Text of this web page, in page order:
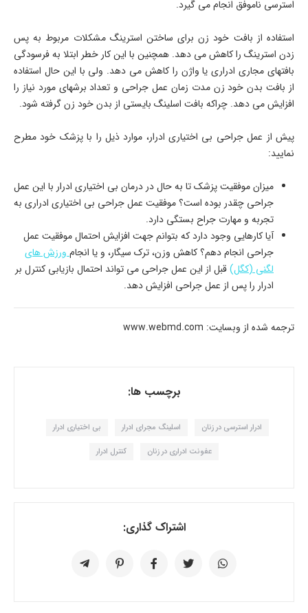
استرسی ناموفق انجام می ­گیرد.
استفاده از بافت خود زن برای ساختن استرینگ مشکلات مربوط به پس
زدن استرینگ را کاهش می­ دهد. همچنین با این کار خطر ابتلا به فرسودگی
بافتهای مجاری ادراری یا واژن را کاهش می­ دهد. ولی با این حال استفاده
از بافت بدن خود زن مدت زمان عمل جراحی و تعداد برشهای مورد نیاز را
افزایش می­ دهد. چراکه بافت اسلینگ بایستی از بدن خود زن گرفته شود.
پیش از عمل جراحی بی اختیاری ادرار، موارد ذیل را با پزشک خود مطرح
نمایید:
میزان موفقیت پزشک تا به حال در درمان بی اختیاری ادرار با این عمل
جراحی چقدر بوده است؟ موفقیت عمل جراحی بی اختیاری ادراری به
تجربه و مهارت جراح بستگی دارد.
آیا کارهایی وجود دارد که بتوانم جهت افزایش احتمال موفقیت عمل
جراحی انجام دهم؟ کاهش وزن، ترک سیگار، و یا انجامورزش ­های
لگنی (کگل)قبل از این عمل جراحی می ­تواند احتمال بازیابی کنترل بر
ادرار را پس از عمل جراحی افزایش دهد.
​ترجمه شده از وبسایت: www.webmd.com
برچسب ها:
ادرار استرسی در زنان اسلینگ مجرای ادرار بی اختیاری ادرار
عفونت ادراری در زنان کنترل ادرار
اشتراک گذاری: